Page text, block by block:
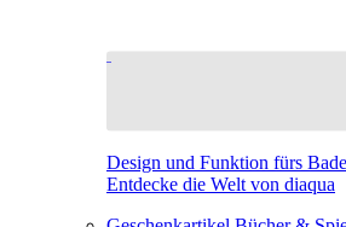
Design und Funktion fürs
Entdecke die Welt von diaqua